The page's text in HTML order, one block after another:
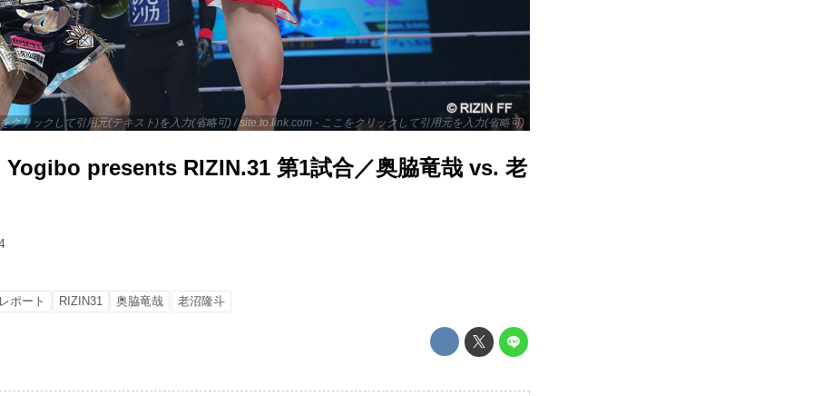
クリックして引用元(テキスト)を入力(省略可) / site.to.link.com - ここをクリックして引用元を入力(省略可)
Yogibo presents RIZIN.31 第1試合／奥脇竜哉 vs. 老
ポート RIZIN31 奥脇竜哉 老沼隆斗